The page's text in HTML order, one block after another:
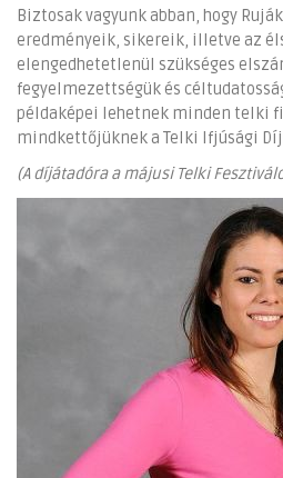
Biztosak vagyunk abban, hogy
eredményeik, sikereik, illetve az
elengedhetetlenül szükséges
fegyelmezettségük és
példaképei lehetnek minden telki
mindkettőjüknek a Telki Ifjúsági
(A díjátadóra a májusi Telki